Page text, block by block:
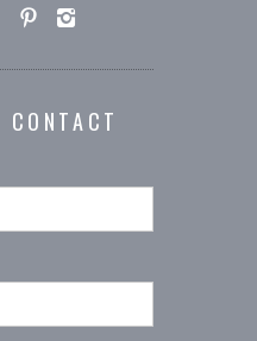
CONTACT